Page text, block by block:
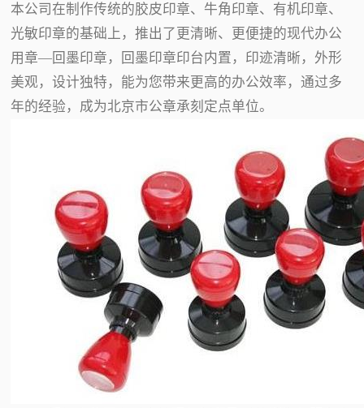
本公司在制作传统的胶皮印章、牛角印章、有机印章、
光敏印章的基础上，推出了更清晰、更便捷的现代办公
用章—回墨印章，回墨印章印台内置，印迹清晰，外形
美观，设计独特，能为您带来更高的办公效率，通过多
年的经验，成为北京市公章承刻定点单位。